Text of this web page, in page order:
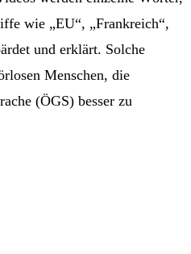
wie „EU“, „Frankreich“,
und erklärt. Solche
Menschen, die
(ÖGS) besser zu